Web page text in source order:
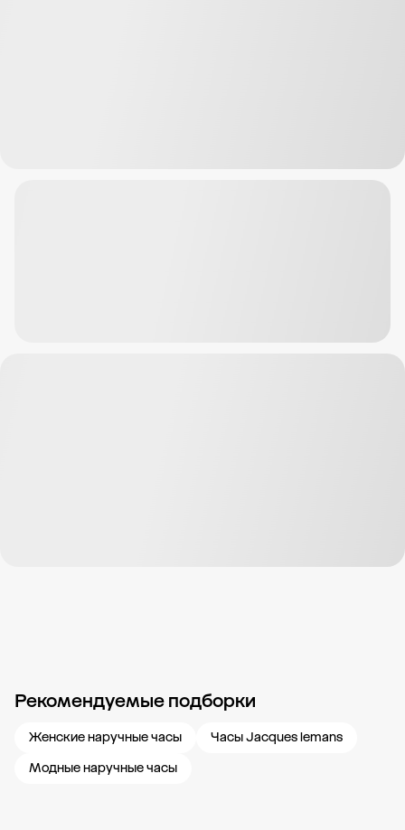
Рекомендуемые подборки
Женские наручные часы
Часы Jacques lemans
Модные наручные часы
Новости компании Журнал ЗОЛОТОЙ Блог